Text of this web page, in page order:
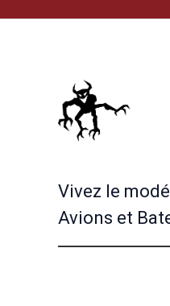
Vivez le
Avions et